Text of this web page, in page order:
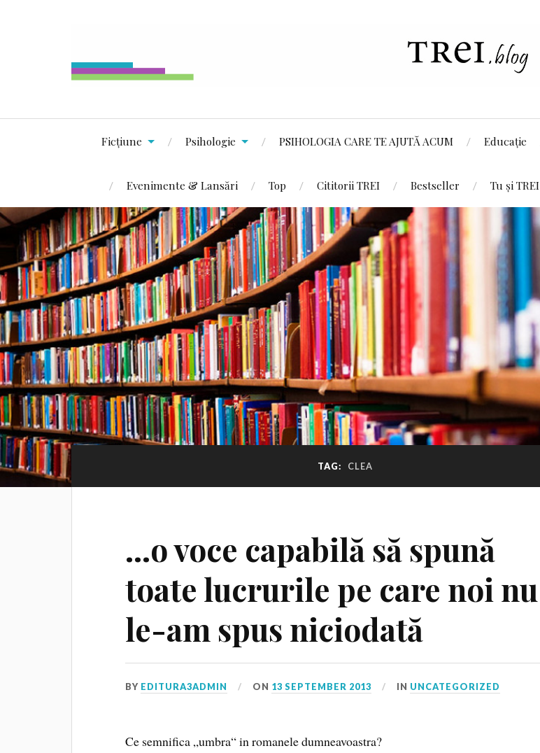
Ficțiune Psihologie PSIHOLOGIA CARE TE AJUTĂ ACUM Educație
Evenimente & Lansări Top Cititorii TREI Bestseller Tu și TREI
TAG: CLEA
…o voce capabilă să spună
toate lucrurile pe care noi nu
le-am spus niciodată
BY EDITURA3ADMIN ON 13 SEPTEMBER 2013 IN UNCATEGORIZED
Ce semnifica „umbra“ in romanele dumneavoastra?